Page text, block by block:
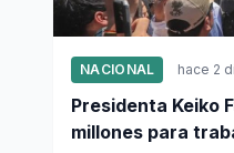
NACIONAL hace 2
Presidenta Keiko
millones para